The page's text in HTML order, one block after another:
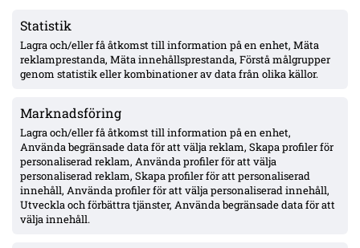
Statistik
Lagra och/eller få åtkomst till information på en enhet, Mäta
reklamprestanda, Mäta innehållsprestanda, Förstå målgrupper
genom statistik eller kombinationer av data från olika källor.
Marknadsföring
Lagra och/eller få åtkomst till information på en enhet,
Använda begränsade data för att välja reklam, Skapa profiler för
personaliserad reklam, Använda profiler för att välja
personaliserad reklam, Skapa profiler för att personaliserad
innehåll, Använda profiler för att välja personaliserad innehåll,
Utveckla och förbättra tjänster, Använda begränsade data för att
välja innehåll.
Hammarby och Malmö FF jagar Lasse Nordås – även Raków
Częstochowa påstås visa intresse
Hammarby 0–0 borta mot Raków: Hahn briljerar, hörnmål
bortdömt och Rydström hyllas inför returen
Isak Dahlqvist hattrick – Tromsø 5–0 borta mot CFR Cluj i
Conference League-kvalet